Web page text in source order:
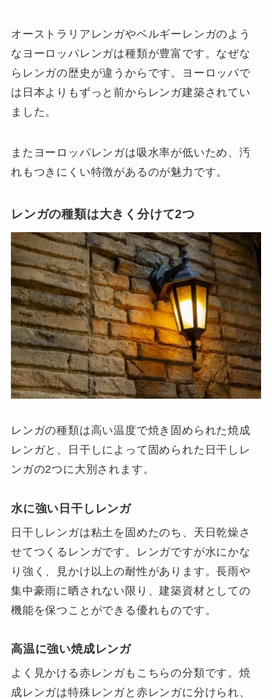
オーストラリアレンガやベルギーレンガのよう
なヨーロッパレンガは種類が豊富です。なぜな
らレンガの歴史が違うからです。ヨーロッパで
は日本よりもずっと前からレンガ建築されてい
ました。
またヨーロッパレンガは吸水率が低いため、汚
れもつきにくい特徴があるのが魅力です。
レンガの種類は大きく分けて2つ
レンガの種類は高い温度で焼き固められた焼成
レンガと、日干しによって固められた日干しレ
ンガの2つに大別されます。
水に強い日干しレンガ
日干しレンガは粘土を固めたのち、天日乾燥さ
せてつくるレンガです。レンガですが水にかな
り強く、見かけ以上の耐性があります。長雨や
集中豪雨に晒されない限り、建築資材としての
機能を保つことができる優れものです。
高温に強い焼成レンガ
よく見かける赤レンガもこちらの分類です。焼
成レンガは特殊レンガと赤レンガに分けられ、